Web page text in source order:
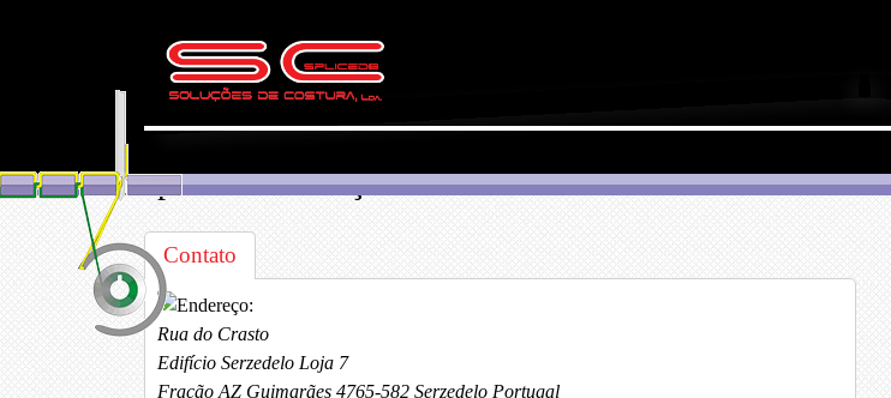
splicedb - soluções de costura
Contato
Rua do Crasto
Edifício Serzedelo Loja 7
Fração AZ Guimarães 4765-582 Serzedelo Portugal